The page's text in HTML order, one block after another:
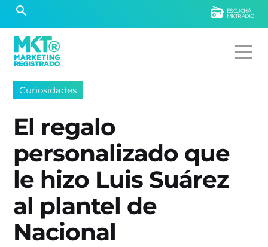
ESCUCHÁ
MKTRADIO
Curiosidades
El regalo
personalizado que
le hizo Luis Suárez
al plantel de
Nacional